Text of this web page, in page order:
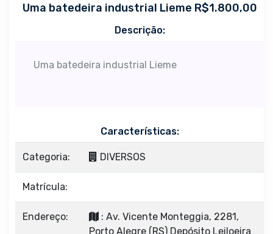
Uma batedeira industrial Lieme R$1.800,00
Descrição:
Uma batedeira industrial Lieme
Características:
Categoria: DIVERSOS
Matrícula:
Endereço:
: Av. Vicente Monteggia, 2281,
Porto Alegre (RS) Depósito Leiloeira